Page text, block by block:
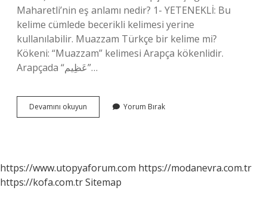
Maharetli’nin eş anlamı nedir? 1- YETENEKLİ: Bu
kelime cümlede becerikli kelimesi yerine
kullanılabilir. Muazzam Türkçe bir kelime mi?
Kökeni: “Muazzam” kelimesi Arapça kökenlidir.
Arapçada “عَظِيم”…
Devamını okuyun Maharet
Hangi
Yorum Bırak
https://www.utopyaforum.com https://modanevra.com.tr
https://kofa.com.trSitemap